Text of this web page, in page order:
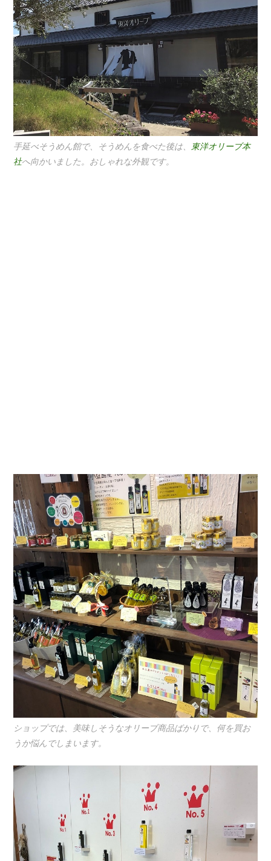
手延べそうめん館で、そうめんを食べた後は、
東洋オリーブ本
社へ向かいました。おしゃれな外観です。
ショップでは、美味しそうなオリーブ商品ばかりで、何を買お
うか悩んでしまいます。